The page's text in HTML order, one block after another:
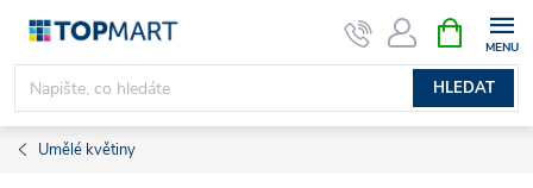
Přejít
obsah
HLEDAT
NÁKUPNÍ
KOŠÍK
Umělé květiny